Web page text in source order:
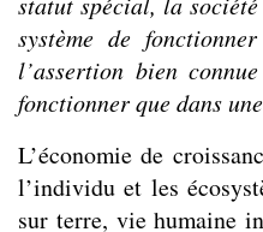
système de
l’assertion bien
fonctionner que dans
L’économie de
l’individu et les
sur terre, vie humaine